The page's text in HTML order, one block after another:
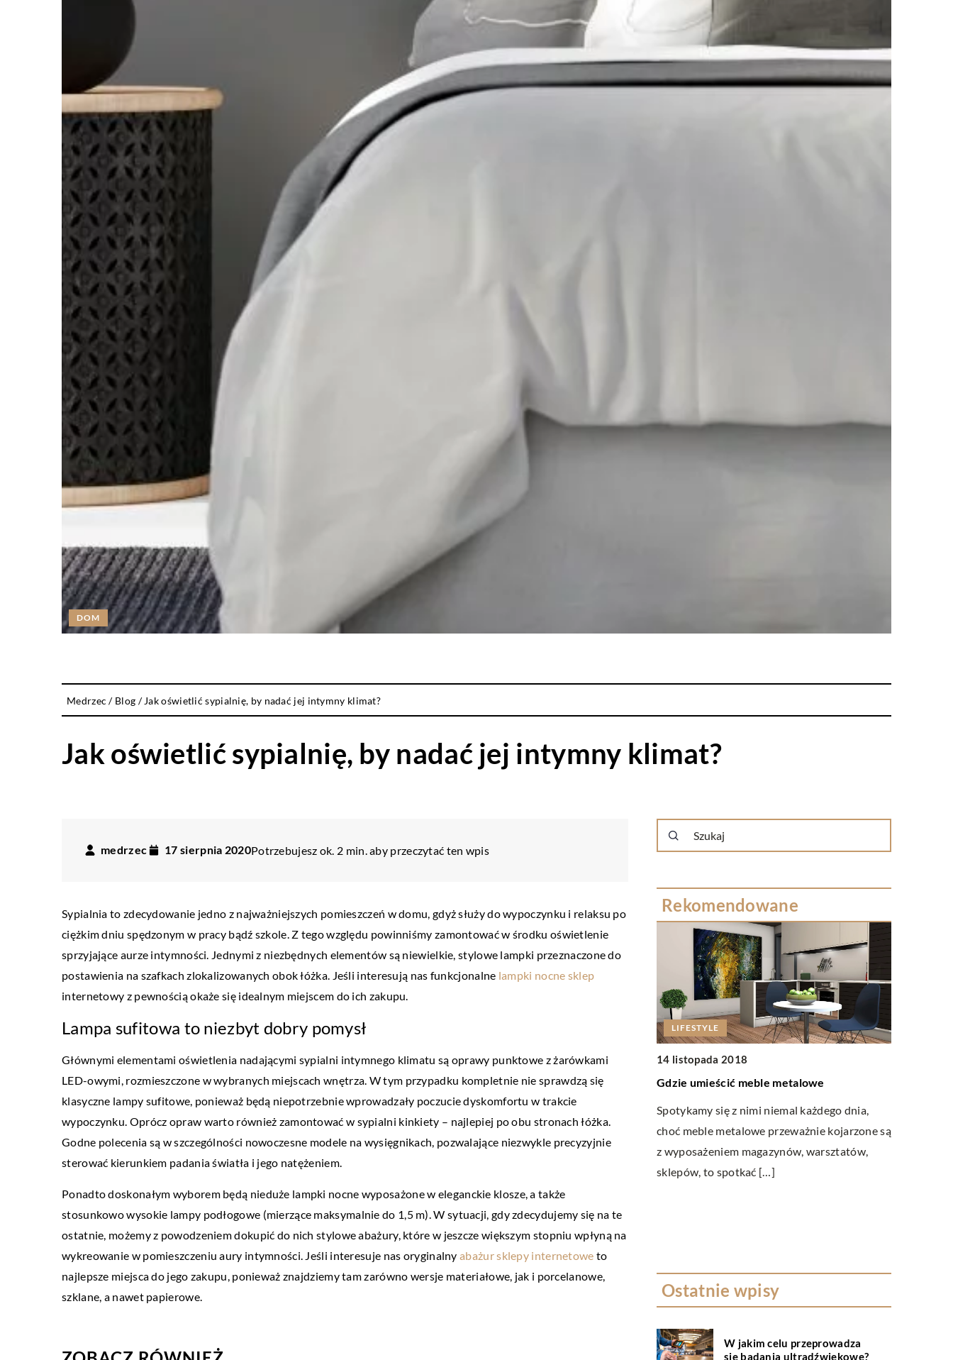
DOM
Medrzec / Blog / Jak oświetlić sypialnię, by nadać jej intymny klimat?
Jak oświetlić sypialnię, by nadać jej intymny klimat?
medrzec 17 sierpnia 2020Potrzebujesz ok. 2 min. aby przeczytać ten wpis
Sypialnia to zdecydowanie jedno z najważniejszych pomieszczeń w domu, gdyż służy do wypoczynku i relaksu po
ciężkim dniu spędzonym w pracy bądź szkole. Z tego względu powinniśmy zamontować w środku oświetlenie
sprzyjające aurze intymności. Jednymi z niezbędnych elementów są niewielkie, stylowe lampki przeznaczone do
postawienia na szafkach zlokalizowanych obok łóżka. Jeśli interesują nas funkcjonalne lampki nocne sklep
internetowy z pewnością okaże się idealnym miejscem do ich zakupu.
Lampa sufitowa to niezbyt dobry pomysł
Głównymi elementami oświetlenia nadającymi sypialni intymnego klimatu są oprawy punktowe z żarówkami
LED-owymi, rozmieszczone w wybranych miejscach wnętrza. W tym przypadku kompletnie nie sprawdzą się
klasyczne lampy sufitowe, ponieważ będą niepotrzebnie wprowadzały poczucie dyskomfortu w trakcie
wypoczynku. Oprócz opraw warto również zamontować w sypialni kinkiety – najlepiej po obu stronach łóżka.
Godne polecenia są w szczególności nowoczesne modele na wysięgnikach, pozwalające niezwykle precyzyjnie
sterować kierunkiem padania światła i jego natężeniem.
Ponadto doskonałym wyborem będą nieduże lampki nocne wyposażone w eleganckie klosze, a także
stosunkowo wysokie lampy podłogowe (mierzące maksymalnie do 1,5 m). W sytuacji, gdy zdecydujemy się na te
ostatnie, możemy z powodzeniem dokupić do nich stylowe abażury, które w jeszcze większym stopniu wpłyną na
wykreowanie w pomieszczeniu aury intymności. Jeśli interesuje nas oryginalnyabażur sklepy internetowe to
najlepsze miejsca do jego zakupu, ponieważ znajdziemy tam zarówno wersje materiałowe, jak i porcelanowe,
szklane, a nawet papierowe.
Rekomendowane
LIFESTYLE
Odżywki humektantowe – czym są i jak
mogą poprawić wygląd Twoich włosów
Chyba każdy z nas miał kiedyś problem z
nieatrakcyjnie i są słabe. Na taki ich stan
PRZEMYSŁ I TECHNIKA
W jakim celu przeprowadza się badania
ultradźwiękowe?
Należy je wykryć i wyeliminować już na etapie
LIFESTYLE
14 listopada 2018
Gdzie umieścić meble metalowe
Spotykamy się z nimi niemal każdego dnia,
choć meble metalowe przeważnie kojarzone są
z wyposażeniem magazynów, warsztatów,
sklepów, to spotkać […]
Ostatnie wpisy
W jakim celu przeprowadza
się badania ultradźwiękowe?